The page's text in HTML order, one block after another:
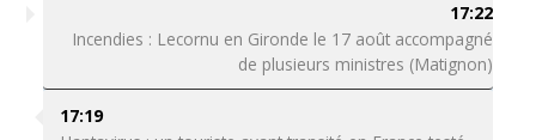
17:22
Incendies : Lecornu en Gironde le 17 août accompagné
de plusieurs ministres (Matignon)
17:19